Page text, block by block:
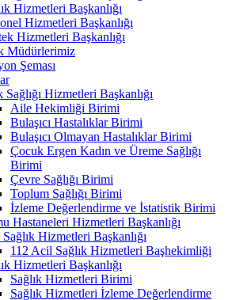
Hizmetleri Başkanlığı
Hizmetleri Başkanlığı
Hizmetleri Başkanlığı
Müdürlerimiz
Şeması
Sağlığı Hizmetleri Başkanlığı
Aile Hekimliği Birimi
Bulaşıcı Hastalıklar Birimi
Bulaşıcı Olmayan Hastalıklar Birimi
Çocuk Ergen Kadın ve Üreme Sağlığı
Birimi
Çevre Sağlığı Birimi
Toplum Sağlığı Birimi
İzleme Değerlendirme ve İstatistik Birimi
Hastaneleri Hizmetleri Başkanlığı
Hizmetleri Başkanlığı
112 Acil Sağlık Hizmetleri Başhekimliği
Hizmetleri Başkanlığı
Sağlık Hizmetleri Birimi
Sağlık Hizmetleri İzleme Değerlendirme